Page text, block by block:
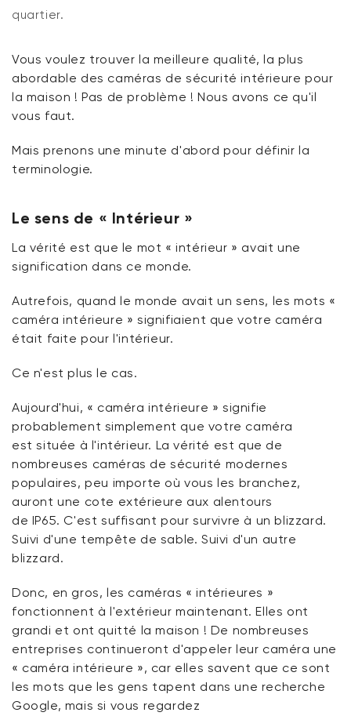
Vous voulez trouver la meilleure qualité, la plus
abordable des caméras de sécurité intérieure pour
la maison ! Pas de problème ! Nous avons ce qu'il
vous faut.
Mais prenons une minute d'abord pour définir la
terminologie.
Le sens de « Intérieur »
La vérité est que le mot « intérieur » avait une
signification dans ce monde.
Autrefois, quand le monde avait un sens, les mots «
caméra intérieure » signifiaient que votre caméra
était faite pour l'intérieur.
Ce n'est plus le cas.
Aujourd'hui, « caméra intérieure » signifie
probablement simplement que votre caméra
est située à l'intérieur. La vérité est que de
nombreuses caméras de sécurité modernes
populaires, peu importe où vous les branchez,
auront une cote extérieure aux alentours
de IP65. C'est suffisant pour survivre à un blizzard.
Suivi d'une tempête de sable. Suivi d'un autre
blizzard.
Donc, en gros, les caméras « intérieures »
fonctionnent à l'extérieur maintenant. Elles ont
grandi et ont quitté la maison ! De nombreuses
entreprises continueront d'appeler leur caméra une
« caméra intérieure », car elles savent que ce sont
les mots que les gens tapent dans une recherche
Google, mais si vous regardez
quartier.